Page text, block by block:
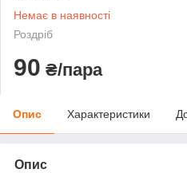
Немає в наявності
Роздріб
90 ₴/пара
Опис Характеристики
Опис